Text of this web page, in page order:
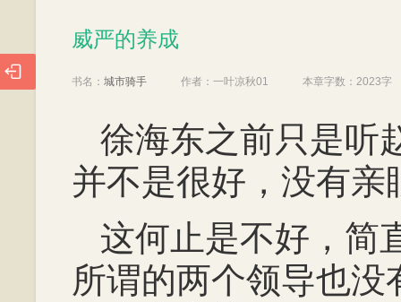
威严的养成
书名： 城市骑手 作者： 一叶凉秋01 本章字数： 2023字
徐海东之前只是听
并不是很好，没有
这何止是不好，简
所谓的两个领导也
